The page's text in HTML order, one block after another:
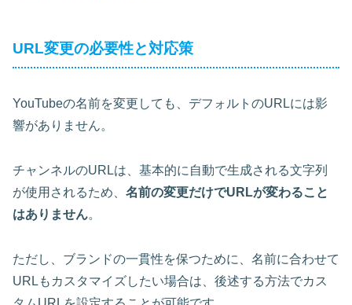
URL変更の必要性と対応策
YouTubeの名前を変更しても、デフォルトのURLには影
響がありません。
チャンネルのURLは、基本的に自動で生成される文字列
が使用されるため、 名前の変更だけでURLが変わること
はありません。
ただし、 ブランドの一貫性を保つために、名前に合わせて
URLもカスタマイズしたい場合は、後述する方法でカス